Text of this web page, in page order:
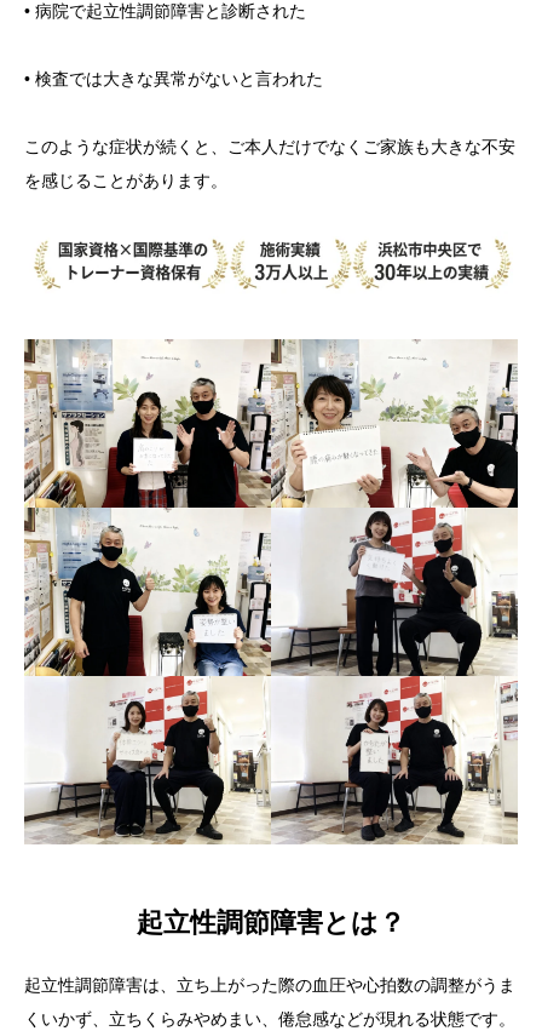
• 病院で起立性調節障害と診断された
• 検査では大きな異常がないと言われた
このような症状が続くと、ご本人だけでなくご家族も大きな不安
を感じることがあります。
起立性調節障害とは？
起立性調節障害は、立ち上がった際の血圧や心拍数の調整がうま
くいかず、立ちくらみやめまい、倦怠感などが現れる状態です。